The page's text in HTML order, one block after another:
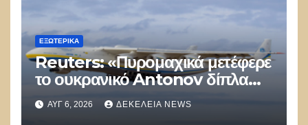
ΕΞΩΤΕΡΙΚΑ
Reuters: «Πυρομαχικά μετέφερε
το ουκρανικό Antonov δίπλα
στο οποίο βρέθηκε το drone στη
Λειψία»
ΑΥΓ 6, 2026 ΔΕΚΈΛΕΙΑ NEWS